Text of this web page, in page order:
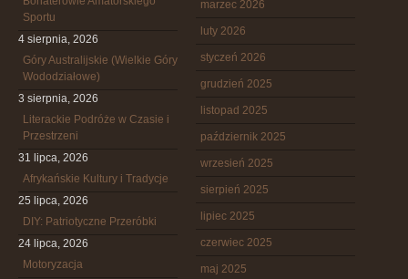
Sportu
4 sierpnia, 2026
Góry Australijskie (Wielkie Góry
Wododziałowe)
3 sierpnia, 2026
Literackie Podróże w Czasie i
Przestrzeni
31 lipca, 2026
Afrykańskie Kultury i Tradycje
25 lipca, 2026
DIY: Patriotyczne Przeróbki
24 lipca, 2026
Motoryzacja
marzec 2026
luty 2026
styczeń 2026
grudzień 2025
listopad 2025
październik 2025
wrzesień 2025
sierpień 2025
lipiec 2025
czerwiec 2025
maj 2025